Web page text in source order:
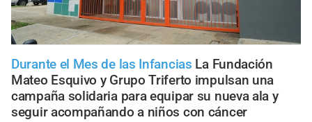
Durante el Mes de las Infancias La Fundación
Mateo Esquivo y Grupo Triferto impulsan una
campaña solidaria para equipar su nueva ala y
seguir acompañando a niños con cáncer